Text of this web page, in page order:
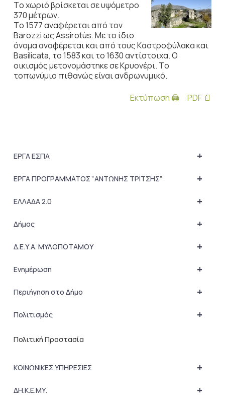
Tο χωριό βρίσκεται σε υψόμετρο
370 μέτρων.
Tο 1577 αναφέρεται από τον
Barozzi ως Assirotùs. Mε το ίδιο
όνομα αναφέρεται και από τους Kαστροφύλακα και
Basilicata, το 1583 και το 1630 αντίστοιχα. O
οικισμός μετονομάστηκε σε Kρυονέρι. Tο
τοπωνύμιο πιθανώς είναι ανδρωνυμικό.
Εκτύπωση 🖨
PDF 📄
+
ΕΡΓΑ ΕΣΠΑ
+
ΕΡΓΑ ΠΡΟΓΡΑΜΜΑΤΟΣ “ΑΝΤΩΝΗΣ ΤΡΙΤΣΗΣ”
+
ΕΛΛΑΔΑ 2.0
+
Δήμος
+
Δ.Ε.Υ.Α. ΜΥΛΟΠΟΤΑΜΟΥ
+
Ενημέρωση
+
Περιήγηση στο Δήμο
+
Πολιτισμός
Πολιτική Προστασία
+
ΚΟΙΝΩΝΙΚΕΣ ΥΠΗΡΕΣΙΕΣ
+
ΔΗ.Κ.Ε.ΜΥ.